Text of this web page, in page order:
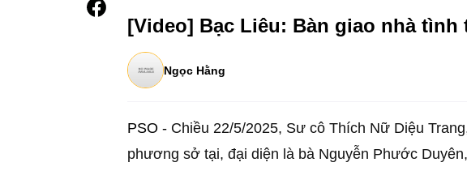
[Video] Bạc Liêu: Bàn giao nhà
Ngọc Hằng
PSO - Chiều 22/5/2025, Sư cô Thích Nữ Diệu
phương sở tại, đại diện là bà Nguyễn Phước